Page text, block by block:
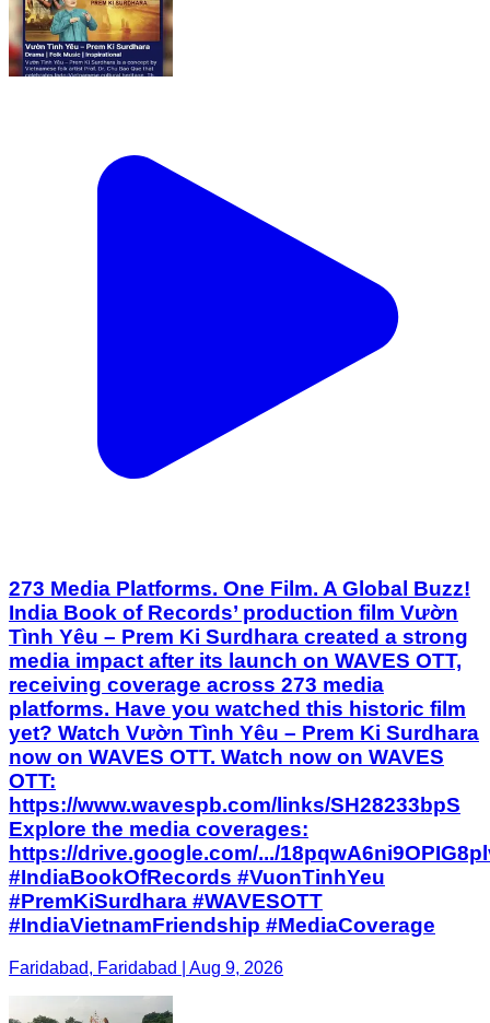
273 Media Platforms. One Film. A Global Buzz!
India Book of Records’ production film Vườn
Tình Yêu – Prem Ki Surdhara created a strong
media impact after its launch on WAVES OTT,
receiving coverage across 273 media
platforms. Have you watched this historic film
yet? Watch Vườn Tình Yêu – Prem Ki Surdhara
now on WAVES OTT. Watch now on WAVES
OTT:
https://www.wavespb.com/links/SH28233bpS
Explore the media coverages:
https://drive.google.com/.../
#IndiaBookOfRecords #VuonTinhYeu
#PremKiSurdhara #WAVESOTT
#IndiaVietnamFriendship #MediaCoverage
Faridabad, Faridabad | Aug 9, 2026